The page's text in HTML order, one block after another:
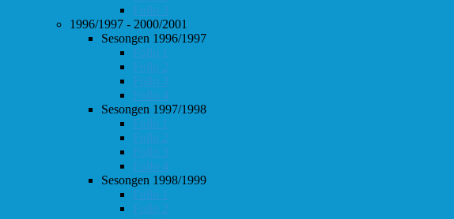
Follo 3
1996/1997 - 2000/2001
Sesongen 1996/1997
Follo 1
Follo 2
Follo 3
Follo 4
Sesongen 1997/1998
Follo 1
Follo 2
Follo 3
Follo 4
Sesongen 1998/1999
Follo 1
Follo 2